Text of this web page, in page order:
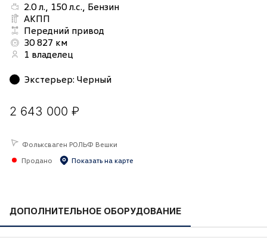
ДОПОЛНИТЕЛЬНОЕ ОБОРУДОВАНИЕ
2.0 л., 150 л.с., Бензин
АКПП
Передний привод
30 827 км
1 владелец
Экстерьер: Черный
2 643 000 ₽
Фольксваген РОЛЬФ Вешки
Продано
Показать на карте